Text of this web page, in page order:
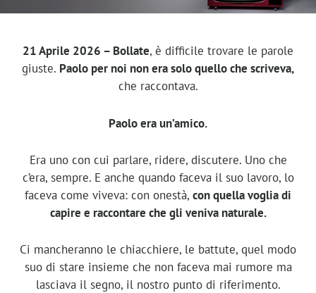
21 Aprile 2026 – Bollate, è difficile trovare le parole
giuste. Paolo per noi non era solo quello che scriveva,
che raccontava.
Paolo era un’amico.
Era uno con cui parlare, ridere, discutere. Uno che
c’era, sempre. E anche quando faceva il suo lavoro, lo
faceva come viveva: con onestà, con quella voglia di
capire e raccontare che gli veniva naturale.
Ci mancheranno le chiacchiere, le battute, quel modo
suo di stare insieme che non faceva mai rumore ma
lasciava il segno, il nostro punto di riferimento.